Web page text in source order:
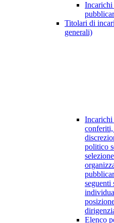
Incarichi
Titolari di
generali)
Incarichi
politico
Elenco